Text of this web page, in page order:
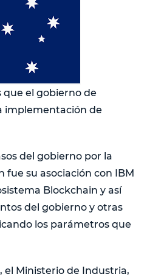
que el gobierno de
implementación de
del gobierno por la
fue su asociación con IBM
Blockchain y así
del gobierno y otras
los parámetros que
el Ministerio de Industria,